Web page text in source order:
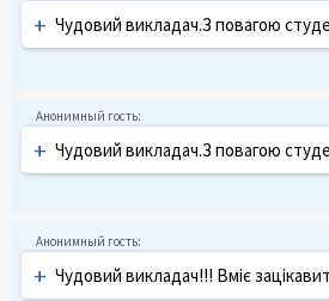
+ Чудовий викладач.З повагою
+ Чудовий викладач.З повагою
+ Чудовий викладач!!! Вміє